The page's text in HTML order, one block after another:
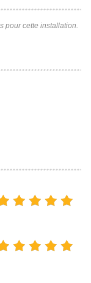
pour cette installation.